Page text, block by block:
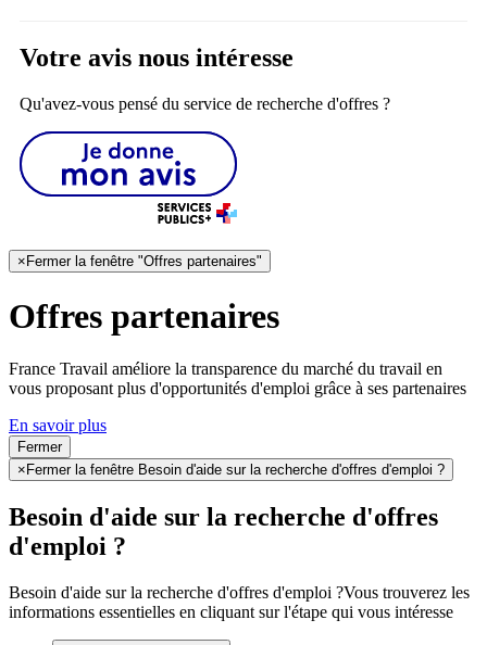
Votre avis nous intéresse
Qu'avez-vous pensé du service de recherche d'offres ?
× Fermer la fenêtre "Offres partenaires"
Offres partenaires
France Travail améliore la transparence du marché du travail en
vous proposant plus d'opportunités d'emploi grâce à ses partenaires
En savoir plus
Fermer
× Fermer la fenêtre Besoin d'aide sur la recherche d'offres d'emploi ?
Besoin d'aide sur la recherche d'offres
d'emploi ?
Besoin d'aide sur la recherche d'offres d'emploi ?Vous trouverez les
informations essentielles en cliquant sur l'étape qui vous intéresse